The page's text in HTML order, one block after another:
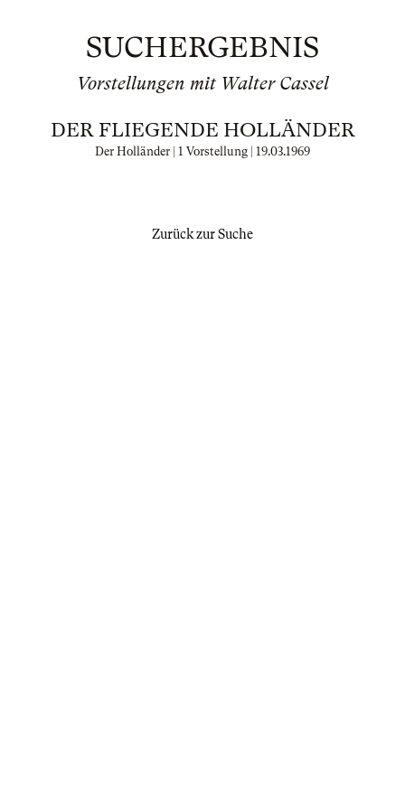
SUCHERGEBNIS
Vorstellungen mit Walter Cassel
DER FLIEGENDE HOLLÄNDER
Der Holländer | 1 Vorstellung | 19.03.1969
Zurück zur Suche